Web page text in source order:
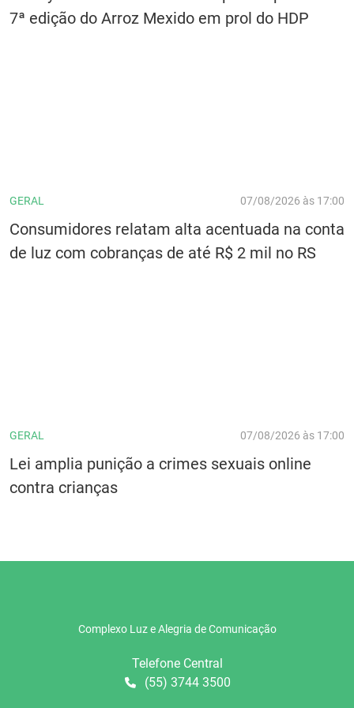
7ª edição do Arroz Mexido em prol do HDP
GERAL 07/08/2026 às 17:00
Consumidores relatam alta acentuada na conta
de luz com cobranças de até R$ 2 mil no RS
GERAL 07/08/2026 às 17:00
Lei amplia punição a crimes sexuais online
contra crianças
Complexo Luz e Alegria de Comunicação
Telefone Central
(55) 3744 3500